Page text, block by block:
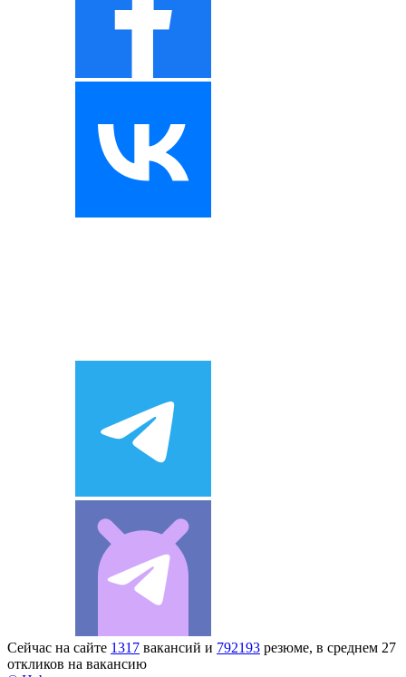
Сейчас на сайте 1317 вакансий и 792193 резюме, в среднем 27
откликов на вакансию